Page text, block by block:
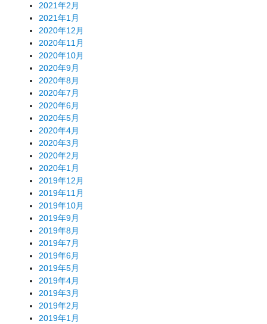
2021年2月
2021年1月
2020年12月
2020年11月
2020年10月
2020年9月
2020年8月
2020年7月
2020年6月
2020年5月
2020年4月
2020年3月
2020年2月
2020年1月
2019年12月
2019年11月
2019年10月
2019年9月
2019年8月
2019年7月
2019年6月
2019年5月
2019年4月
2019年3月
2019年2月
2019年1月